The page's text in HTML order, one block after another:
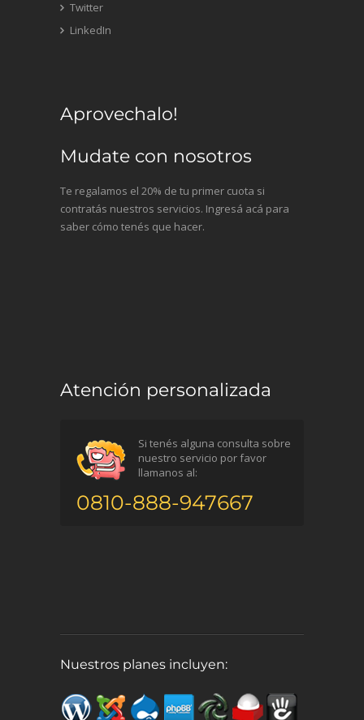
Twitter
LinkedIn
Aprovechalo!
Mudate con nosotros
Te regalamos el 20% de tu primer cuota si
contratás nuestros servicios. Ingresá acá para
saber cómo tenés que hacer.
Atención personalizada
Si tenés alguna consulta sobre
nuestro servicio por favor
llamanos al:
0810-888-947667
Nuestros planes incluyen: